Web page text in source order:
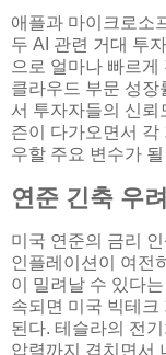
애플과 마이크로소
두 AI 관련 거대 투
으로 얼마나 빠르게
클라우드 부문 성장
서 투자자들의 신뢰
즌이 다가오면서
우할 주요 변수가
연준 긴축 우
미국 연준의 금리
인플레이션이 여전
이 밀려날 수 있다
속되면 미국 빅테크
된다. 테슬라의 전
압력까지 겹치면서